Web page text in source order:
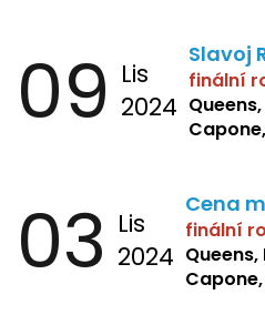
09 Lis
2024
Slavoj
finální
03 Lis
2024
Cena
finální